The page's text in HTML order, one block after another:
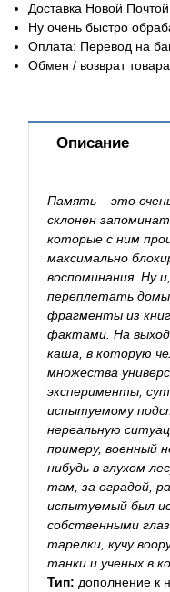
Доставка Новой Почтой
Ну очень быстро
Оплата: Перевод на
Обмен / возврат
Описание
Память – это
склонен
которые с ним
максимально
воспоминания. Ну
переплетать
фрагменты из
фактами. На
каша, в которую
множества
эксперименты,
испытуемому
нереальную
примеру, военный
нибудь в глухом
там, за оградой,
испытуемый был
собственными
тарелки, кучу
танки и ученых в
Тип: дополнение к